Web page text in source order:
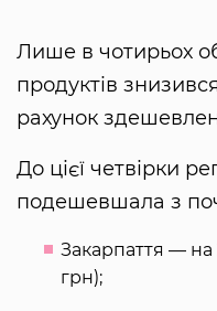
Лише в чотирьох
продуктів
рахунок
До цієї четвірки
подешевшала з
Закарпаття — на
грн);